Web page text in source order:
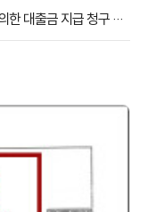
[대출금 지급 청구] 대출 인수에 의한 대출금 지급 청구 전부승소 사례